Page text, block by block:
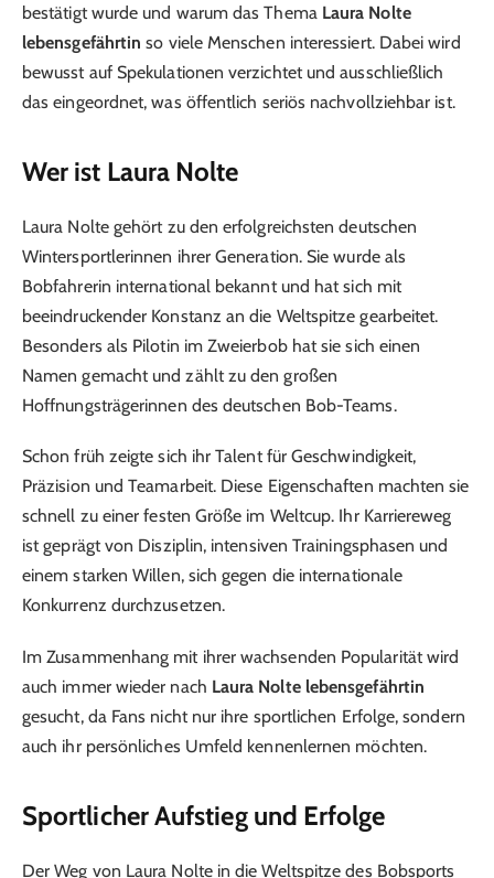
bestätigt wurde und warum das Thema Laura Nolte
lebensgefährtin so viele Menschen interessiert. Dabei wird
bewusst auf Spekulationen verzichtet und ausschließlich
das eingeordnet, was öffentlich seriös nachvollziehbar ist.
Wer ist Laura Nolte
Laura Nolte gehört zu den erfolgreichsten deutschen
Wintersportlerinnen ihrer Generation. Sie wurde als
Bobfahrerin international bekannt und hat sich mit
beeindruckender Konstanz an die Weltspitze gearbeitet.
Besonders als Pilotin im Zweierbob hat sie sich einen
Namen gemacht und zählt zu den großen
Hoffnungsträgerinnen des deutschen Bob-Teams.
Schon früh zeigte sich ihr Talent für Geschwindigkeit,
Präzision und Teamarbeit. Diese Eigenschaften machten sie
schnell zu einer festen Größe im Weltcup. Ihr Karriereweg
ist geprägt von Disziplin, intensiven Trainingsphasen und
einem starken Willen, sich gegen die internationale
Konkurrenz durchzusetzen.
Im Zusammenhang mit ihrer wachsenden Popularität wird
auch immer wieder nach Laura Nolte lebensgefährtin
gesucht, da Fans nicht nur ihre sportlichen Erfolge, sondern
auch ihr persönliches Umfeld kennenlernen möchten.
Sportlicher Aufstieg und Erfolge
Der Weg von Laura Nolte in die Weltspitze des Bobsports